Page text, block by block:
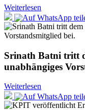
Weiterlesen
Srinath Batni tritt
unabhängiges
Weiterlesen